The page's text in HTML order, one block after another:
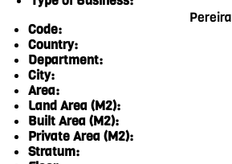
Code:
Country:
Department:
City:
Area:
Land Area (M2):
Built Area (M2):
Private Area (M2):
Stratum:
Pereira